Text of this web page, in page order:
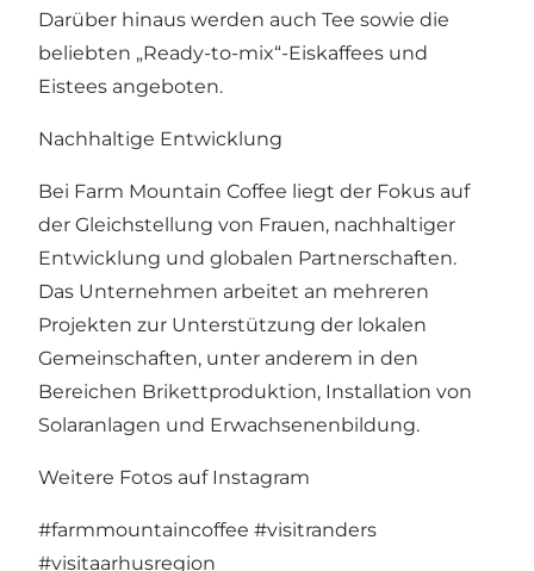
Darüber hinaus werden auch Tee sowie die
beliebten „Ready-to-mix“-Eiskaffees und
Eistees angeboten.
Nachhaltige Entwicklung
Bei Farm Mountain Coffee liegt der Fokus auf
der Gleichstellung von Frauen, nachhaltiger
Entwicklung und globalen Partnerschaften.
Das Unternehmen arbeitet an mehreren
Projekten zur Unterstützung der lokalen
Gemeinschaften, unter anderem in den
Bereichen Brikettproduktion, Installation von
Solaranlagen und Erwachsenenbildung.
Weitere Fotos auf Instagram
#farmmountaincoffee #visitranders
#visitaarhusregion